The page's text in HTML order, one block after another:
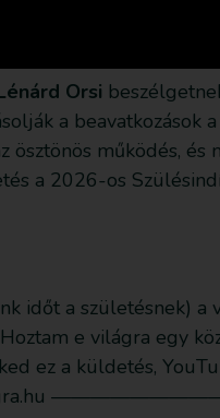
Orsi
a beavatkozások
működés, és
a 2026-os
időt a születésnek) a
e világra egy
ez a küldetés,